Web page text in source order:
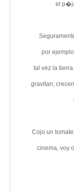
el
por
tal vez la
gravitan;
Cojo un
cinema, voy